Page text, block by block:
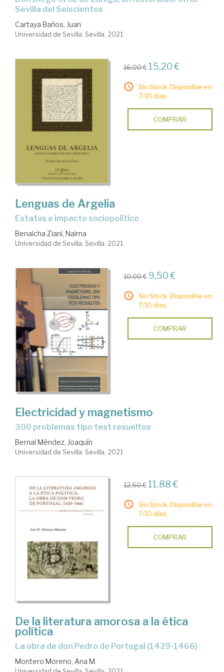
Sevilla del Seiscientos
Cartaya Baños, Juan
Universidad de Sevilla. Sevilla, 2021
16,00 € 15,20 €
Sin Stock. Disponible en
7/10 días.
COMPRAR
Lenguas de Argelia
estatus e impacto sociopolítico
Benaicha Ziani, Naima
Universidad de Sevilla. Sevilla, 2021
10,00 € 9,50 €
Sin Stock. Disponible en
7/10 días.
COMPRAR
Electricidad y magnetismo
300 problemas tipo test resueltos
Bernal Méndez, Joaquín
Universidad de Sevilla. Sevilla, 2021
12,50 € 11,88 €
Sin Stock. Disponible en
7/10 días.
COMPRAR
De la literatura amorosa a la ética
política
la obra de don Pedro de Portugal (1429-1466)
Montero Moreno, Ana M.